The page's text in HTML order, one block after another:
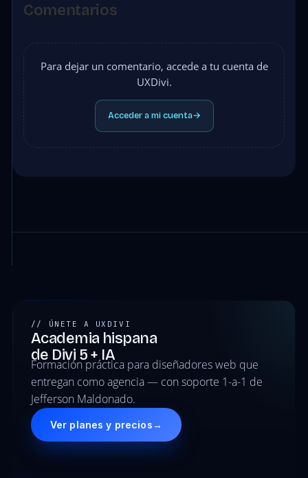
Comentarios
Para dejar un comentario, accede a tu cuenta de
UXDivi.
Acceder a mi cuenta→
// ÚNETE A UXDIVI
Academia hispana
de Divi 5 + IA
Formación práctica para diseñadores web que
entregan como agencia — con soporte 1-a-1 de
Jefferson Maldonado.
Ver planes y precios→